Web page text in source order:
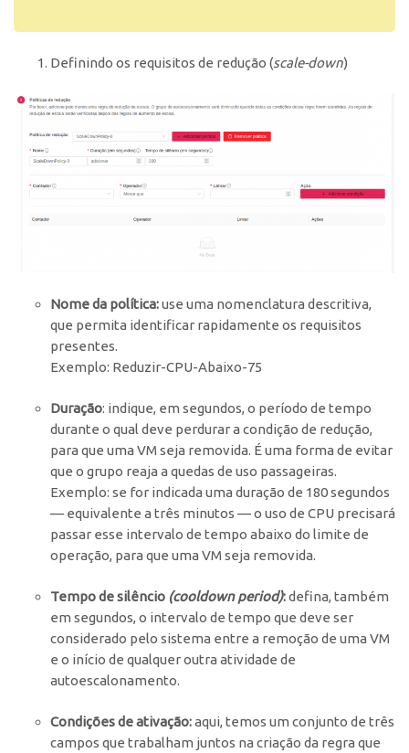
Definindo os requisitos de redução (scale-down)
Nome da política:use uma nomenclatura descritiva,
que permita identificar rapidamente os requisitos
presentes.
Exemplo: Reduzir-CPU-Abaixo-75
Duração: indique, em segundos, o período de tempo
durante o qual deve perdurar a condição de redução,
para que uma VM seja removida. É uma forma de evitar
que o grupo reaja a quedas de uso passageiras.
Exemplo: se for indicada uma duração de 180 segundos
— equivalente a três minutos — o uso de CPU precisará
passar esse intervalo de tempo abaixo do limite de
operação, para que uma VM seja removida.
Tempo de silêncio (cooldown period):defina, também
em segundos, o intervalo de tempo que deve ser
considerado pelo sistema entre a remoção de uma VM
e o início de qualquer outra atividade de
autoescalonamento.
Condições de ativação:aqui, temos um conjunto de três
campos que trabalham juntos na criação da regra que